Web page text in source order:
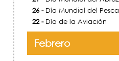
26 -Día Mundial del
22 -Día de la Aviación
Febrero